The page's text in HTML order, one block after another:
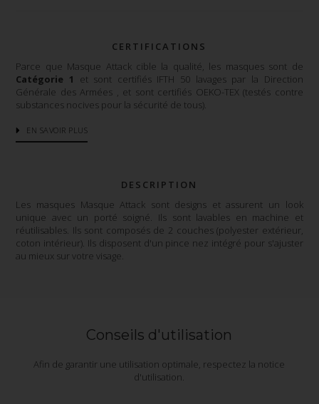
CERTIFICATIONS
Parce que Masque Attack cible la qualité, les masques sont de
Catégorie 1
et sont certifiés IFTH 50 lavages par la Direction
Générale des Armées , et sont certifiés OEKO-TEX (testés contre
substances nocives pour la sécurité de tous).
EN SAVOIR PLUS
DESCRIPTION
Les masques Masque Attack sont designs et assurent un look
unique avec un porté soigné. Ils sont lavables en machine et
réutilisables. Ils sont composés de 2 couches (polyester extérieur,
coton intérieur). Ils disposent d'un pince nez intégré pour s'ajuster
au mieux sur votre visage.
Conseils d'utilisation
Afin de garantir une utilisation optimale, respectez la notice
d'utilisation.